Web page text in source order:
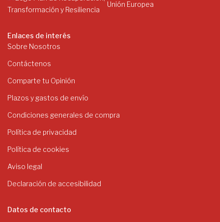
Enlaces de interés
Sobre Nosotros
Contáctenos
Comparte tu Opinión
Plazos y gastos de envío
Condiciones generales de compra
Política de privacidad
Política de cookies
Aviso legal
Declaración de accesibilidad
Datos de contacto